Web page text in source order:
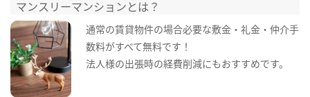
マンスリーマンションとは？
通常の賃貸物件の場合必要な敷金・礼金・仲介手
数料がすべて無料です！
法人様の出張時の経費削減にもおすすめです。